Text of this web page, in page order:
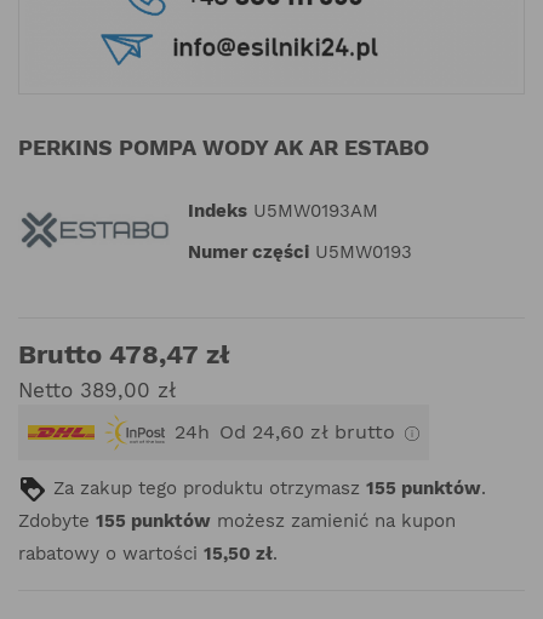
PERKINS POMPA WODY AK AR ESTABO
Indeks U5MW0193AM
Numer części U5MW0193
Brutto 478,47 zł
Netto 389,00 zł
24h Od 24,60 zł brutto
Za zakup tego produktu otrzymasz 155 punktów.
Zdobyte 155 punktów możesz zamienić na kupon
rabatowy o wartości 15,50 zł.